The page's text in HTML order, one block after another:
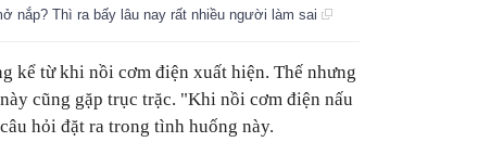
nắp? Thì ra bấy lâu nay rất nhiều người làm sai
kể từ khi nồi cơm điện xuất hiện. Thế nhưng
cũng gặp trục trặc. "Khi nồi cơm điện nấu
hỏi đặt ra trong tình huống này.